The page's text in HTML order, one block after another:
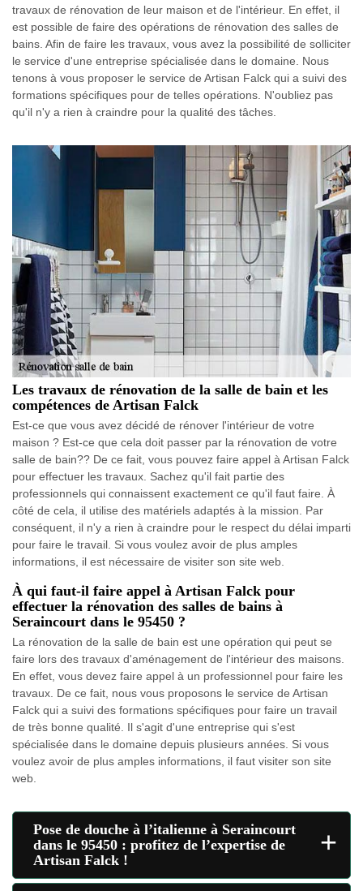
travaux de rénovation de leur maison et de l'intérieur. En effet, il
est possible de faire des opérations de rénovation des salles de
bains. Afin de faire les travaux, vous avez la possibilité de solliciter
le service d'une entreprise spécialisée dans le domaine. Nous
tenons à vous proposer le service de Artisan Falck qui a suivi des
formations spécifiques pour de telles opérations. N'oubliez pas
qu'il n'y a rien à craindre pour la qualité des tâches.
Les travaux de rénovation de la salle de bain et les
compétences de Artisan Falck
Est-ce que vous avez décidé de rénover l'intérieur de votre
maison ? Est-ce que cela doit passer par la rénovation de votre
salle de bain?? De ce fait, vous pouvez faire appel à Artisan Falck
pour effectuer les travaux. Sachez qu'il fait partie des
professionnels qui connaissent exactement ce qu'il faut faire. À
côté de cela, il utilise des matériels adaptés à la mission. Par
conséquent, il n'y a rien à craindre pour le respect du délai imparti
pour faire le travail. Si vous voulez avoir de plus amples
informations, il est nécessaire de visiter son site web.
À qui faut-il faire appel à Artisan Falck pour
effectuer la rénovation des salles de bains à
Seraincourt dans le 95450 ?
La rénovation de la salle de bain est une opération qui peut se
faire lors des travaux d'aménagement de l'intérieur des maisons.
En effet, vous devez faire appel à un professionnel pour faire les
travaux. De ce fait, nous vous proposons le service de Artisan
Falck qui a suivi des formations spécifiques pour faire un travail
de très bonne qualité. Il s'agit d'une entreprise qui s'est
spécialisée dans le domaine depuis plusieurs années. Si vous
voulez avoir de plus amples informations, il faut visiter son site
web.
Pose de douche à l’italienne à Seraincourt
dans le 95450 : profitez de l’expertise de
Artisan Falck !
+